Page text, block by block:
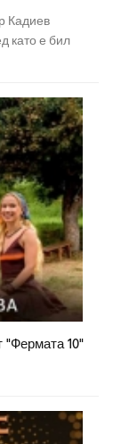
Кадиев
като е бил
10"